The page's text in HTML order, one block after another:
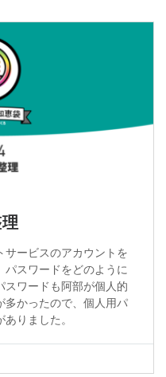
サービスのアカウントを
スワードをどのように
スワードも阿部が個人的
多かったので、個人用パ
りました。